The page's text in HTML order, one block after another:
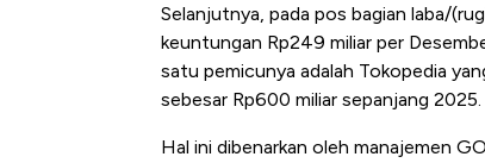
Selanjutnya, pada pos bagian laba/
keuntungan Rp249 miliar per
satu pemicunya adalah Tokopedia
sebesar Rp600 miliar sepanjang 2025.
Hal ini dibenarkan oleh manajemen
Tembaga Terbang ke